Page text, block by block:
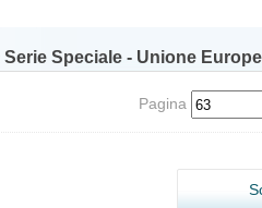
Serie Speciale - Unione
Pagina